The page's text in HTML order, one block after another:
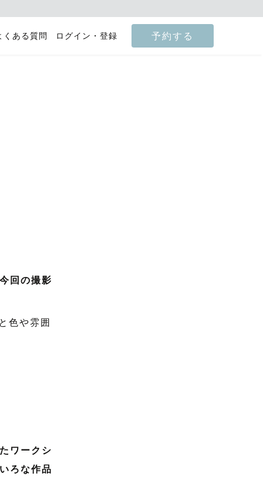
くある質問 ログイン・登録 予約する
回の撮影
色や雰囲
ワークシ
ろな作品